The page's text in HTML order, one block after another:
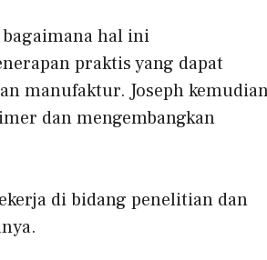
hal ini
praktis yang dapat
manufaktur. Joseph
dan mengembangkan
di bidang penelitian dan